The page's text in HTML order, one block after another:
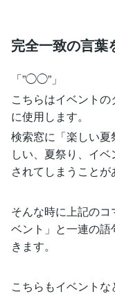
完全一致の言葉
「”◯◯”」
こちらはイベント
に使用します。
検索窓に「楽しい
しい、夏祭り、イ
されてしまうことが
そんな時に上記の
ベント」と一連の
きます。
こちらもイベント